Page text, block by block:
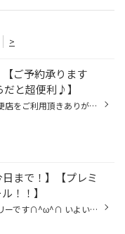
>
【ご予約承ります
と超便利♪】
いつもタイヤ館桔梗店をご利用頂きありがとうございます:) こんにちは、モーリーです∩^ω^∩ もうそろそろタイヤ交換をお考えの方♪ ご希望のお日にちがあるお客様は、お早めのご予約をオススメ致します！！ ご予約はお電話以外にもこのホームページからでも可能です！ タイヤにホイールが付いている状...
まで！】【プレミ
！！】
こんにちは、モーリーです∩^ω^∩ いよいよ今日まで 【プレミアムタイヤセール】も好評開催中です♪∩^ω^∩ 今、お持ちの夏タイヤは大丈夫ですか？？ こんな状態になっていませんか？ ① 使用年数が３～４以上経っている。 ② タイヤのミゾが減っている。 ③ タイヤにヒビ割れがみられる。 お持ちの夏タイヤ...